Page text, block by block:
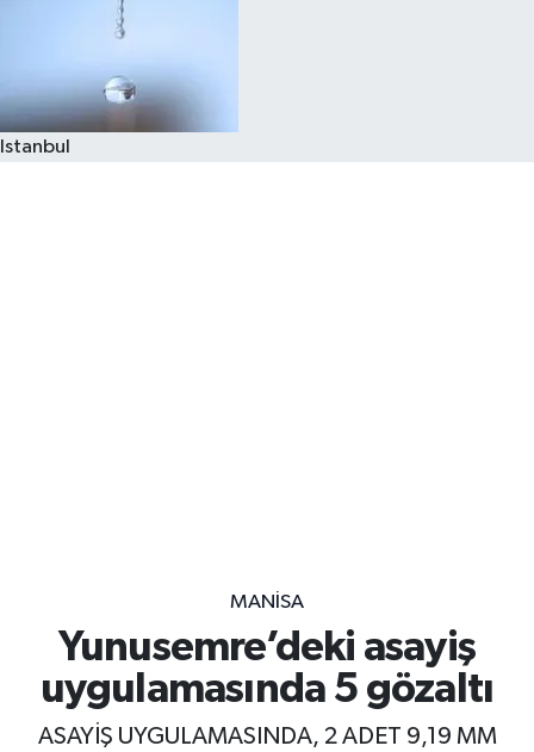
Istanbul
MANISA
Yunusemre’deki asayiş
uygulamasında 5 gözaltı
ASAYİŞ UYGULAMASINDA, 2 ADET 9,19 MM